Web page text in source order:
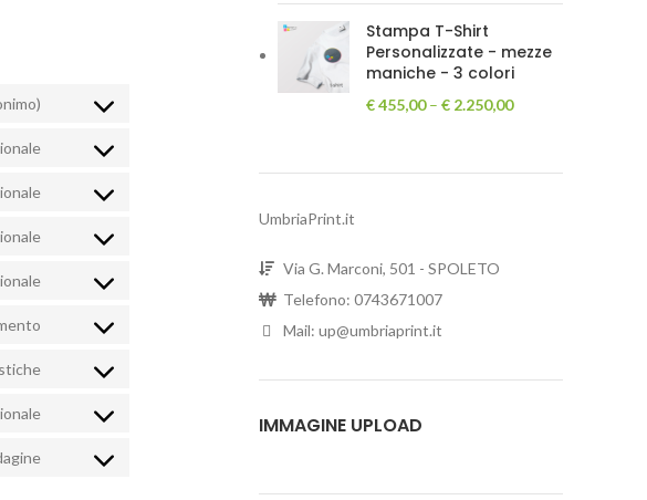
Consent
service
Consent
service
Consent
service
Consent
service
Consent
service
Consent
service
Consent
service
Consent
service
Consent
Stampa T-Shirt
Personalizzate - mezze
maniche - 3 colori
€455,00– €2.250,00
UmbriaPrint.it
Via G. Marconi, 501 - SPOLETO
Telefono: 0743671007
Mail: up@umbriaprint.it
IMMAGINE UPLOAD